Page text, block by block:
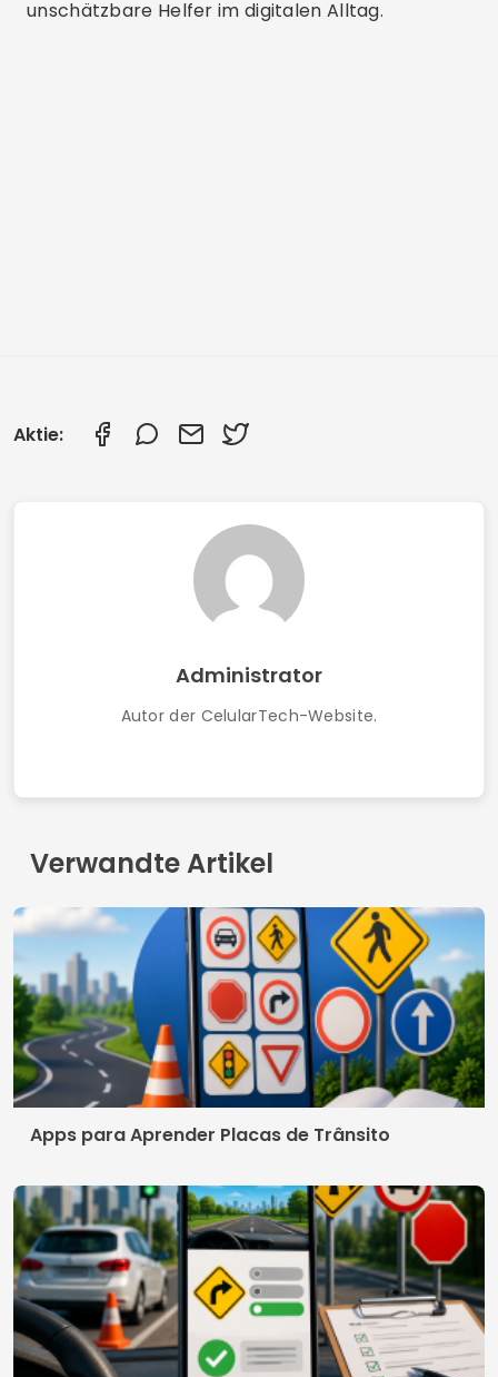
unschätzbare Helfer im digitalen Alltag.
Aktie:
Administrator
Autor der CelularTech-Website.
Verwandte Artikel
Apps para Aprender Placas de Trânsito